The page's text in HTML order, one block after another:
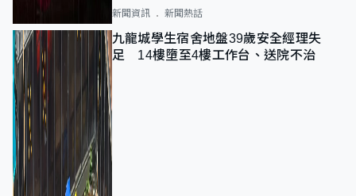
新聞資訊 新聞熱話
九龍城學生宿舍地盤39歲安全經理失
足 14樓墮至4樓工作台、送院不治